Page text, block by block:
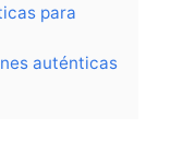
para
auténticas